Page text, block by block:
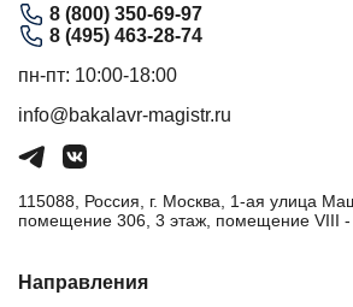
8 (800) 350-69-97
8 (495) 463-28-74
пн-пт: 10:00-18:00
info@bakalavr-magistr.ru
115088, Россия, г. Москва, 1-ая улица
помещение 306, 3 этаж, помещение VIII -
Направления